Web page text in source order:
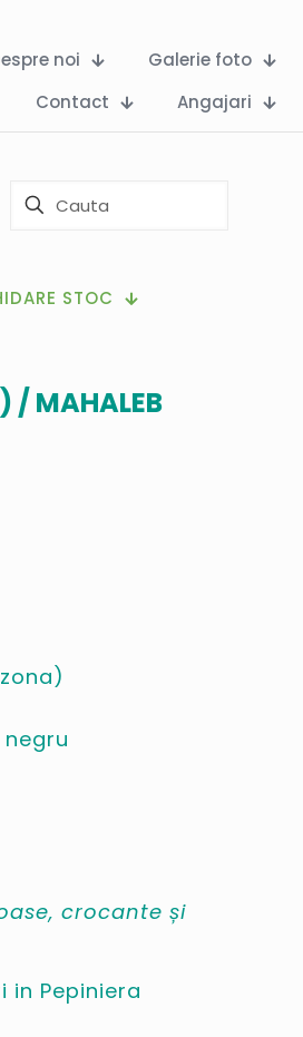
noi
Galerie foto
Contact
Angajari
STOC
/ MAHALEB
crocante și
Pepiniera